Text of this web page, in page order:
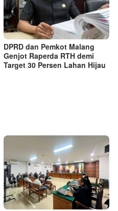
DPRD dan Pemkot Malang
Genjot Raperda RTH demi
Target 30 Persen Lahan Hijau